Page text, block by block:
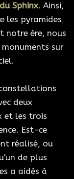
Sphinx. Ainsi,
les pyramides
notre ère, nous
sur
deux
et les trois
Est-ce
réalisé, ou
de plus
a aidés à